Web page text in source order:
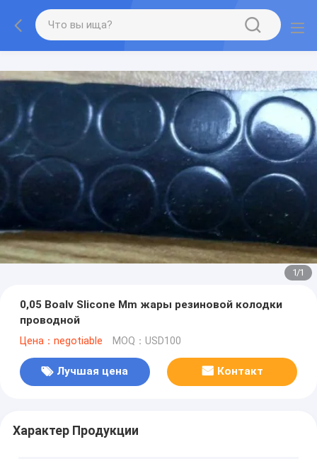
1/1
0,05 Boalv Slicone Mm жары резиновой колодки
проводной
Цена：negotiable MOQ：USD100
Лучшая цена Контакт
Характер Продукции